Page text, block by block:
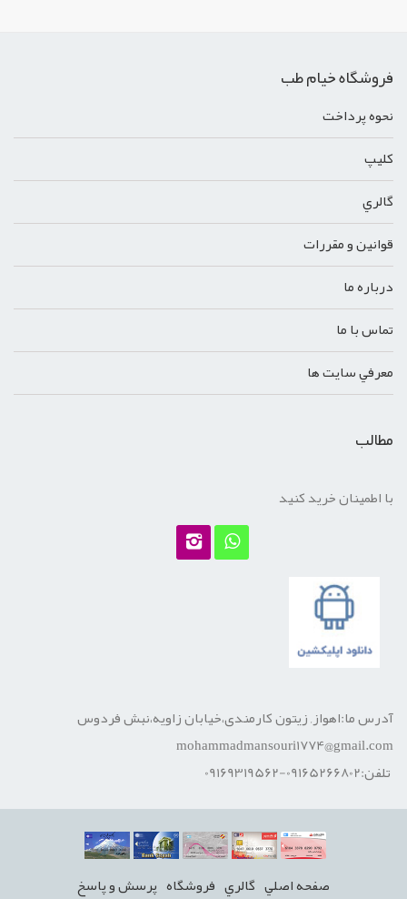
فروشگاه خیام طب
نحوه پرداخت
کليپ
گالري
قوانين و مقررات
درباره ما
تماس با ما
معرفي سايت ها
مطالب
با اطمینان خرید کنید
آدرس ما:اهواز, زیتون کارمندی،خیابان زاویه،نبش فردوس
mohammadmansouri1774@gmail.com
تلفن:09165266802-09169319562
صفحه اصلي گالري فروشگاه پرسش و پاسخ